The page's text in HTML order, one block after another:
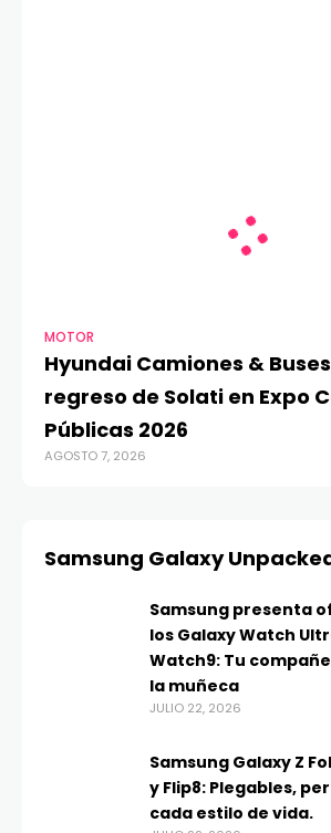
MOTOR
Hyundai Camiones &
regreso de Solati en Expo
Públicas 2026
AGOSTO 7, 2026
Samsung Galaxy
Samsung presenta
los Galaxy Watch
Watch9: Tu
la muñeca
JULIO 22, 2026
Samsung Galaxy Z
y Flip8: Plegables,
cada estilo de vida.